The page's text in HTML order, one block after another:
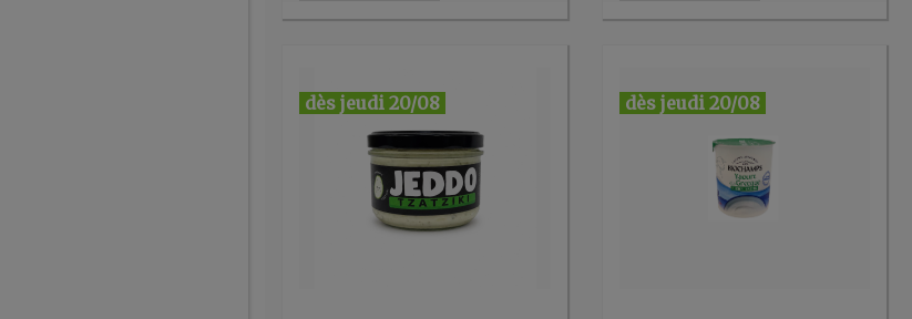
dès jeudi 20/08 dès jeudi 20/08